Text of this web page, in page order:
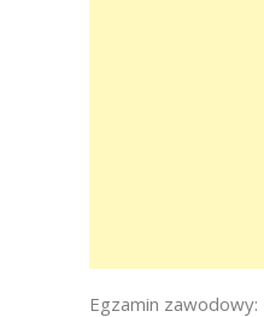
Egzamin zawodowy: